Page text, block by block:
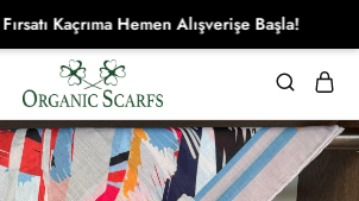
Kaçrıma Hemen Alışverişe Başla!